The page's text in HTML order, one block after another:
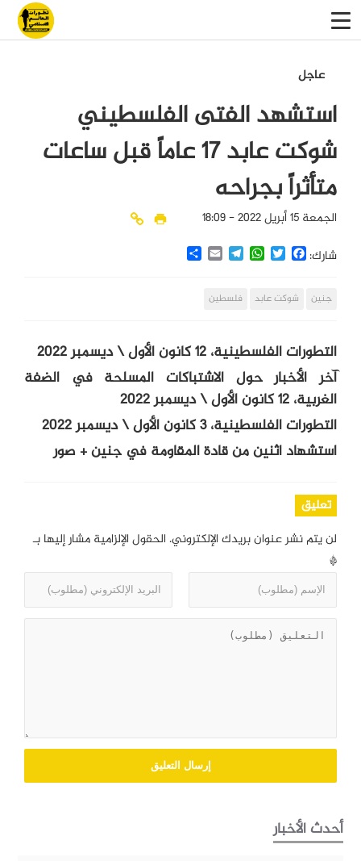
عاجل
استشهد الفتى الفلسطيني
شوكت عابد 17 عاماً قبل ساعات
متأثراً بجراحه
الجمعة 15 أبريل 2022 - 18:09
شارك:
Facebook
Twitter
WhatsApp
Telegram
Email
Share
جنين شوكت عابد فلسطين
التطورات الفلسطينية، 12 كانون الأول \ ديسمبر 2022
آخر الأخبار حول الاشتباكات المسلحة في الضفة
الغربية، 12 كانون الأول \ ديسمبر 2022
التطورات الفلسطينية، 3 كانون الأول \ ديسمبر 2022
استشهاد اثنين من قادة المقاومة في جنين + صور
تعليق
لن يتم نشر عنوان بريدك الإلكتروني. الحقول الإلزامية مشار إليها بـ
*
أحدث الأخبار